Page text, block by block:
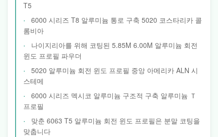
T5
6000 시리즈 T8 알루미늄 통로 구축 5020 코스타리카 콜
롬비아
나이지리아를 위해 코팅된 5.85M 6.00M 알루미늄 회전
윈도 프로필 파우더
5020 알루미늄 회전 윈도 프로필 중앙 아메리카 ALN 시
스테메
6000 시리즈 멕시코 알루미늄 구조적 구축 알루미늄 Ｔ
프로필
맞춘 6063 T5 알루미늄 회전 윈도 프로필은 분말 코팅을
맞춥니다